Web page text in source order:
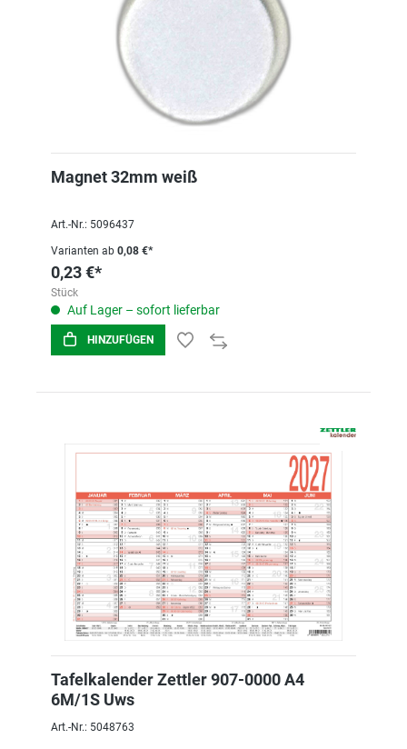
Magnet 32mm weiß
Art.-Nr.: 5096437
Varianten ab 0,08 €*
0,23 €*
Stück
Auf Lager – sofort lieferbar
HINZUFÜGEN
Tafelkalender Zettler 907-0000 A4
6M/1S Uws
Art.-Nr.: 5048763